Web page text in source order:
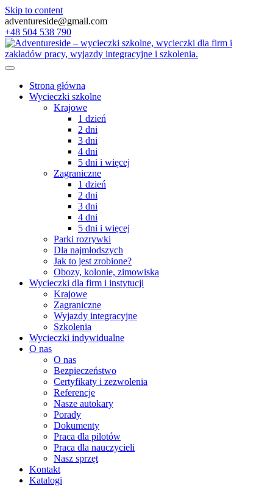
Skip to content
adventureside@gmail.com
+48 504 538 790
Strona główna
Wycieczki szkolne
Krajowe
1 dzień
2 dni
3 dni
4 dni
5 dni i więcej
Zagraniczne
1 dzień
2 dni
3 dni
4 dni
5 dni i więcej
Parki rozrywki
Dla najmłodszych
Jak to jest zrobione?
Obozy, kolonie, zimowiska
Wycieczki dla firm i instytucji
Krajowe
Zagraniczne
Wyjazdy integracyjne
Szkolenia
Wycieczki indywidualne
O nas
O nas
Bezpieczeństwo
Certyfikaty i zezwolenia
Referencje
Nasze autokary
Porady
Dokumenty
Praca dla pilotów
Praca dla nauczycieli
Nasz sprzęt
Kontakt
Katalogi